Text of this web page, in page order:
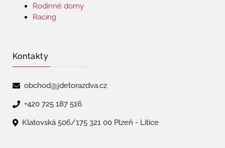
Rodinné domy
Racing
Kontakty
obchod@jdetorazdva.cz
+420 725 187 516
Klatovská 506/175 321 00 Plzeň - Litice